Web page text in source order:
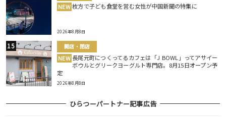
NEW 枚方で子ども食堂を営む女性が中国新聞の特集に
2026年8月8日
開店・閉店
NEW 長尾元町につくってるカフェは「J BOWL」ってアサイー
ボウルとグリークヨーグルト専門店。8月15日オープン予
定
2026年8月8日
ひらつーパートナー記事広告